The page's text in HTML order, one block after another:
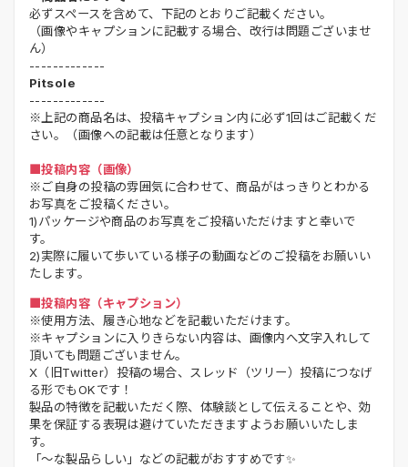
必ずスペースを含めて、下記のとおりご記載ください。
（画像やキャプションに記載する場合、改行は問題ございませ
ん）
-------------
Pitsole
-------------
※上記の商品名は、投稿キャプション内に必ず1回はご記載くだ
さい。（画像への記載は任意となります）
■投稿内容（画像）
※ご自身の投稿の雰囲気に合わせて、商品がはっきりとわかる
お写真をご投稿ください。
1)パッケージや商品のお写真をご投稿いただけますと幸いで
す。
2)実際に履いて歩いている様子の動画などのご投稿をお願いい
たします。
■投稿内容（キャプション）
※使用方法、履き心地などを記載いただけます。
※キャプションに入りきらない内容は、画像内へ文字入れして
頂いても問題ございません。
X（旧Twitter）投稿の場合、スレッド（ツリー）投稿につなげ
る形でもOKです！
製品の特徴を記載いただく際、体験談として伝えることや、効
果を保証する表現は避けていただきますようお願いいたしま
す。
「～な製品らしい」などの記載がおすすめです✨